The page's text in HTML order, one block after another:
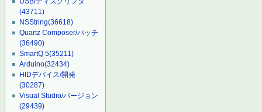
(43711)
NSString(36618)
Quartz Composer/パッチ
(36490)
SmartQ 5(35211)
Arduino(32434)
HIDデバイス/開発
(30287)
Visual Studio/バージョン
(29439)